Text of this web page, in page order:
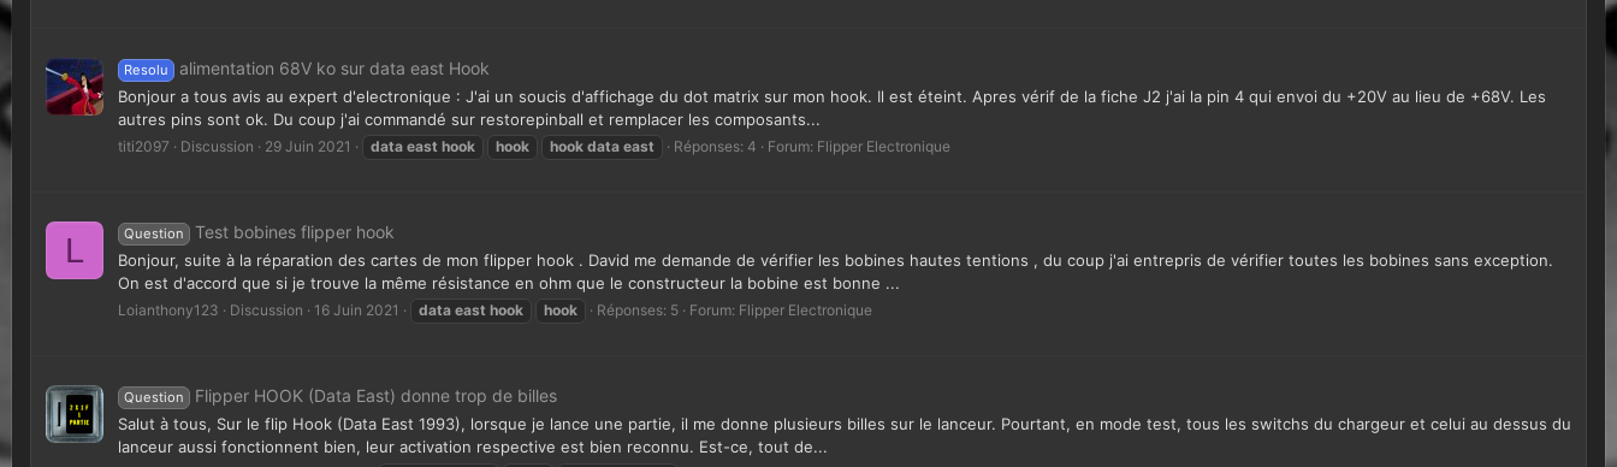
Resolu alimentation 68V ko sur data east Hook
Bonjour a tous avis au expert d'electronique : J'ai un soucis d'affichage du dot matrix sur mon hook. Il est éteint. Apres vérif de la fiche J2 j'ai la pin 4 qui envoi du +20V au lieu de +68V. Les
autres pins sont ok. Du coup j'ai commandé sur restorepinball et remplacer les composants...
titi2097 Discussion 29 Juin 2021 data east hook hook hook data east Réponses: 4 Forum: Flipper Electronique
L Question Test bobines flipper hook
Bonjour, suite à la réparation des cartes de mon flipper hook . David me demande de vérifier les bobines hautes tentions , du coup j'ai entrepris de vérifier toutes les bobines sans exception.
On est d'accord que si je trouve la même résistance en ohm que le constructeur la bobine est bonne ...
Loianthony123 Discussion 16 Juin 2021 data east hook hook Réponses: 5 Forum: Flipper Electronique
Question Flipper HOOK (Data East) donne trop de billes
Salut à tous, Sur le flip Hook (Data East 1993), lorsque je lance une partie, il me donne plusieurs billes sur le lanceur. Pourtant, en mode test, tous les switchs du chargeur et celui au dessus du
lanceur aussi fonctionnent bien, leur activation respective est bien reconnu. Est-ce, tout de...